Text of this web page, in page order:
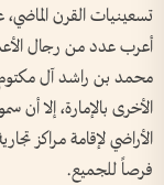
تسعينيات القرن
أعرب عدد من رجال
محمد بن راشد آل مكتوم،
الأخرى بالإمارة، إلا أن
الأراضي لإقامة مراكز
فرصاً للجميع.